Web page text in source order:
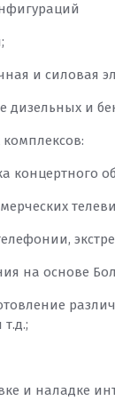
и силовая
дизельных и
концертного
на основе
и наладке